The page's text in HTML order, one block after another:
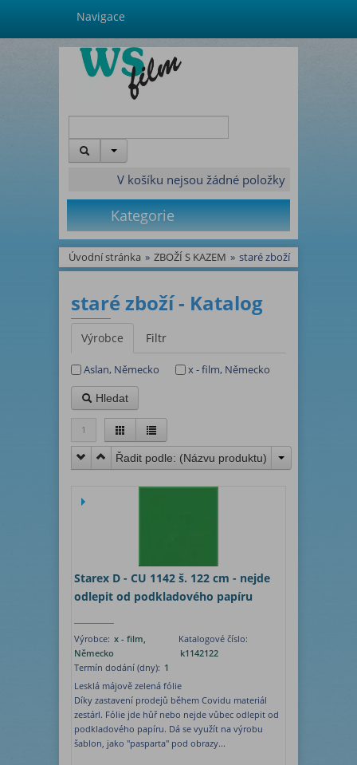
Navigace
V košíku nejsou žádné položky
Kategorie
Úvodní stránka » ZBOŽÍ S KAZEM » staré zboží
staré zboží - Katalog
Výrobce Filtr
Aslan, Německo x - film, Německo
Hledat
1
Řadit podle: (Názvu produktu)
Starex D - CU 1142 š. 122 cm - nejde
odlepit od podkladového papíru
Výrobce: x - film,
Německo
Katalogové číslo:
k1142122
Termín dodání (dny): 1
Lesklá májově zelená fólie
Díky zastavení prodejů během Covidu materiál
zestárl. Fólie jde hůř nebo nejde vůbec odlepit od
podkladového papíru. Dá se využít na výrobu
šablon, jako "pasparta" pod obrazy...